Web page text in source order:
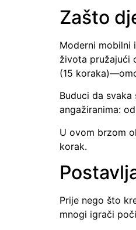
Zašto
Moderni mobilni
života pružajući
(15
Buduci da
angažiranima:
U ovom brzom
korak.
Prije nego što
mnogi igrači